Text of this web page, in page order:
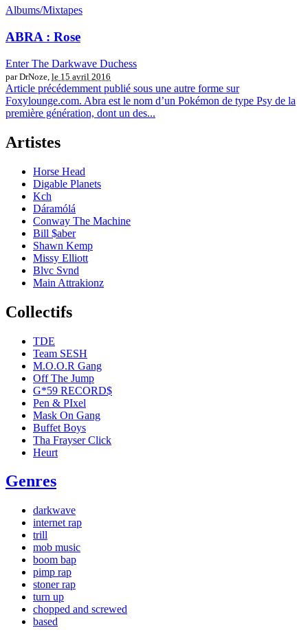
Albums/Mixtapes
ABRA : Rose
Enter The Darkwave Duchess
par DrNoze, le 15 avril 2016
Article précédemment publié sous une autre forme sur
Foxylounge.com. Abra est le nom d’un Pokémon de type Psy de la
première génération, dont un des...
Artistes
Horse Head
Digable Planets
Kch
Dáramólá
Conway The Machine
Bill $aber
Shawn Kemp
Missy Elliott
Blvc Svnd
Main Attrakionz
Collectifs
TDE
Team SESH
M.O.O.R Gang
Off The Jump
G*59 RECORD$
Pen & PIxel
Mask On Gang
Buffet Boys
Tha Frayser Click
Heurt
Genres
darkwave
internet rap
trill
mob music
boom bap
pimp rap
stoner rap
turn up
chopped and screwed
based